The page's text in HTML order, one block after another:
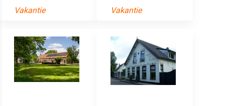
Vakantie Vakantie